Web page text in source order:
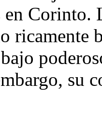
en Corinto.
ricamente
su